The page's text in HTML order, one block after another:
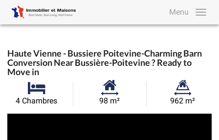
Menu
Haute Vienne - Bussiere Poitevine-Charming Barn
Conversion Near Bussière-Poitevine ? Ready to
Move in
4 Chambres
Surface
98 m²
Superficie
962 m²